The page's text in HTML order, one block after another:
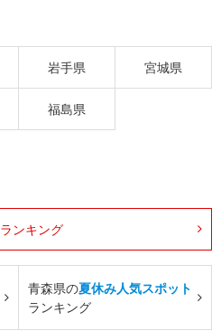
岩手県 宮城県
福島県
ランキング
青森県の夏休み人気スポット
ランキング